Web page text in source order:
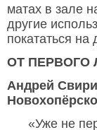
матах в зале
другие
покататься на
ОТ ПЕРВОГО
Андрей
«Уже не